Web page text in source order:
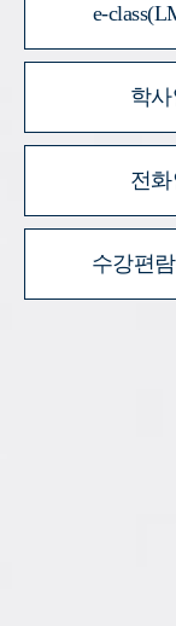
e-
학
전화
수강편